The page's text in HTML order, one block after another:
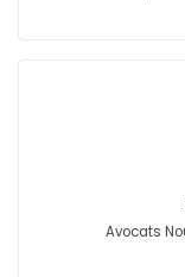
Avocats